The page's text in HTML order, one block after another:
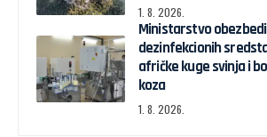
1. 8. 2026.
Ministarstvo
dezinfekcionih
afričke kuge svinja i
koza
1. 8. 2026.